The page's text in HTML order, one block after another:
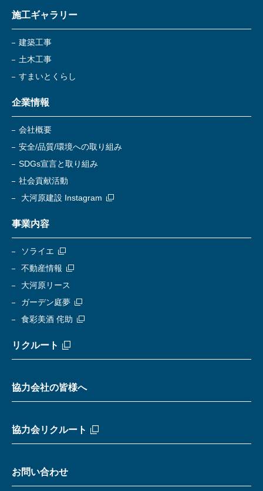
施工ギャラリー
建築工事
土木工事
すまいとくらし
企業情報
会社概要
安全/品質/環境への取り組み
SDGs宣言と取り組み
社会貢献活動
大河原建設 Instagram
事業内容
ソライエ
不動産情報
大河原リース
ガーデン庭夢
食彩美酒 侘助
リクルート
協力会社の皆様へ
協力会リクルート
お問い合わせ